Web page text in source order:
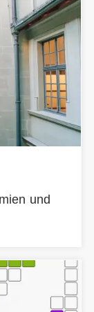
und